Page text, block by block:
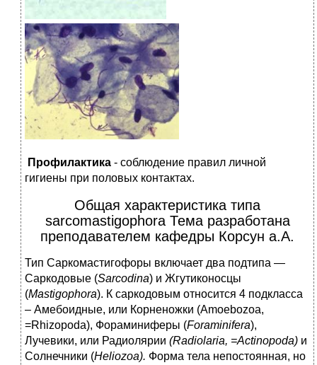
Профилактика - соблюдение правил личной
гигиены при половых контактах.
Общая характеристика типа
sarcomastigophora Тема разработана
преподавателем кафедры Корсун а.А.
Тип Саркомастигофоры включает два подтипа —
Саркодовые (Sarcodina) и Жгутиконосцы
(Mastigophora). К саркодовым относится 4 подкласса
– Амебоидные, или Корненожки (Amoebozoa,
=Rhizopoda), Фораминиферы (Foraminifera),
Лучевики, или Радиолярии (Radiolaria, =Actinopoda) и
Солнечники (Heliozoa). Форма тела непостоянная, но